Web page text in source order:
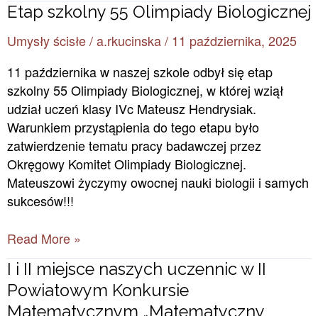
Etap szkolny 55 Olimpiady Biologicznej
Umysły ścisłe/a.rkucinska/ 11 października, 2025
11 października w naszej szkole odbył się etap
szkolny 55 Olimpiady Biologicznej, w której wziął
udział uczeń klasy IVc Mateusz Hendrysiak.
Warunkiem przystąpienia do tego etapu było
zatwierdzenie tematu pracy badawczej przez
Okręgowy Komitet Olimpiady Biologicznej.
Mateuszowi życzymy owocnej nauki biologii i samych
sukcesów!!!
Etap
55
Olimpiady
Biologicznej
Read More »
I i II miejsce naszych uczennic w II
Powiatowym Konkursie
Matematycznym „Matematyczny
I
i
II